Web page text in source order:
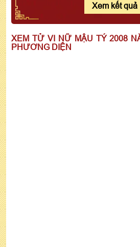
Xem kết quả
XEM TỬ VI NỮ MẬU TÝ 2008
PHƯƠNG DIỆN